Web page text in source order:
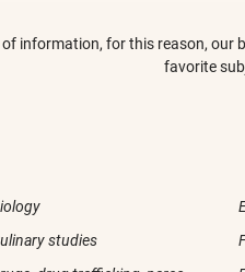
information, for this reason,
favorite
studies